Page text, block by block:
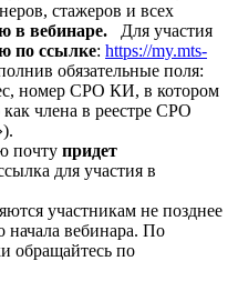
стажеров и всех
в вебинаре.
Для участия
по ссылке: https://my.mts-
обязательные поля:
номер СРО КИ, в котором
члена в реестре СРО
почту придет
для участия в
участникам не позднее
начала вебинара. По
обращайтесь по